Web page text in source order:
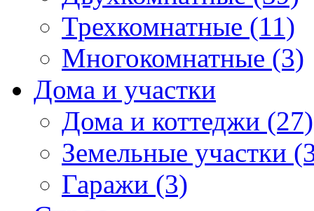
Трехкомнатные (11)
Многокомнатные (3)
Дома и участки
Дома и коттеджи (27)
Земельные участки
Гаражи (3)